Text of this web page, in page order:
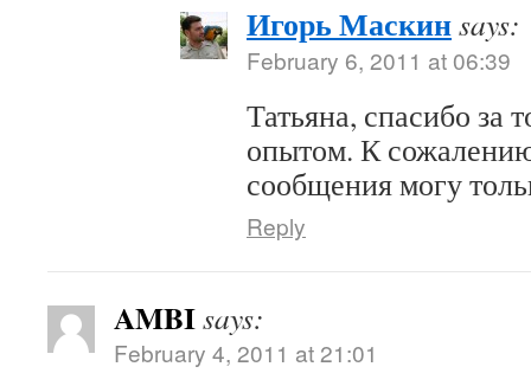
Игорь Маскинsays:
February 6, 2011 at 06:39
Татьяна, спасибо за
опытом. К
сообщения могу
Reply
AMBIsays:
February 4, 2011 at 21:01